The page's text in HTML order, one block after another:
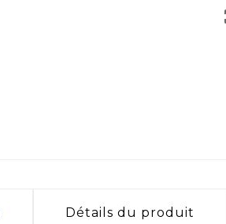
Détails du produit